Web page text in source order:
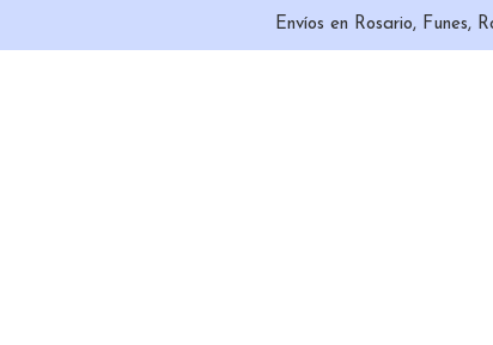
Envíos en Rosario, Funes,